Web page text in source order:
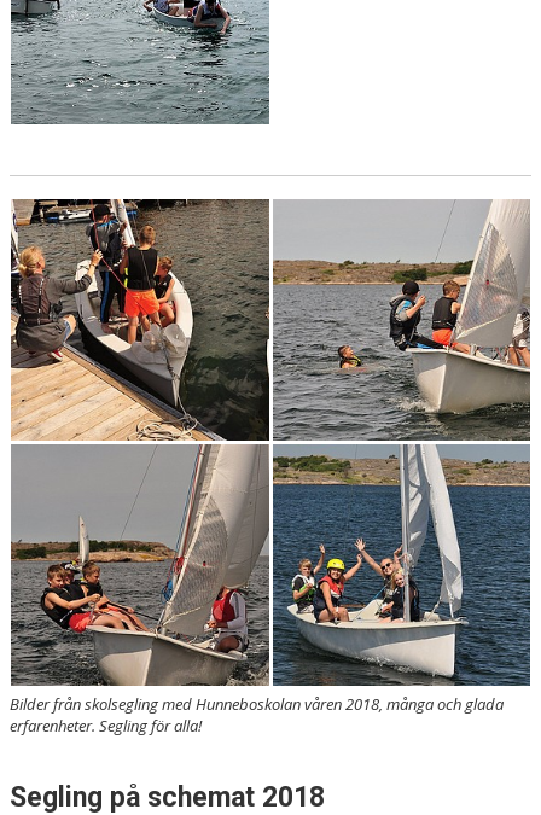
Bilder från skolsegling med Hunneboskolan våren 2018, många och glada
erfarenheter. Segling för alla!
Segling på schemat 2018